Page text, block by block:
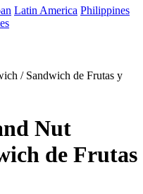
Latin America Philippines
/ Sandwich de Frutas y
Nut
de Frutas